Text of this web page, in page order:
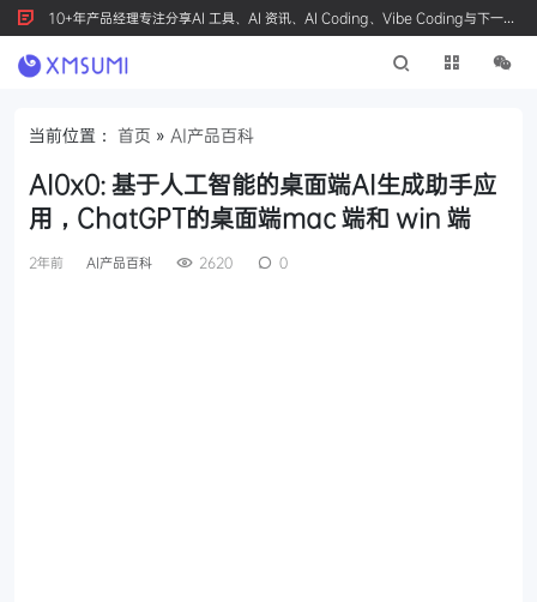
10+年产品经理专注分享AI 工具、AI 资讯、AI Coding、Vibe Coding与下一代
产品创新，按 Ctrl+D 收藏我们
当前位置： 首页 » AI产品百科
AI0x0: 基于人工智能的桌面端AI生成助手应
用，ChatGPT的桌面端mac 端和 win 端
2年前 AI产品百科 2620 0